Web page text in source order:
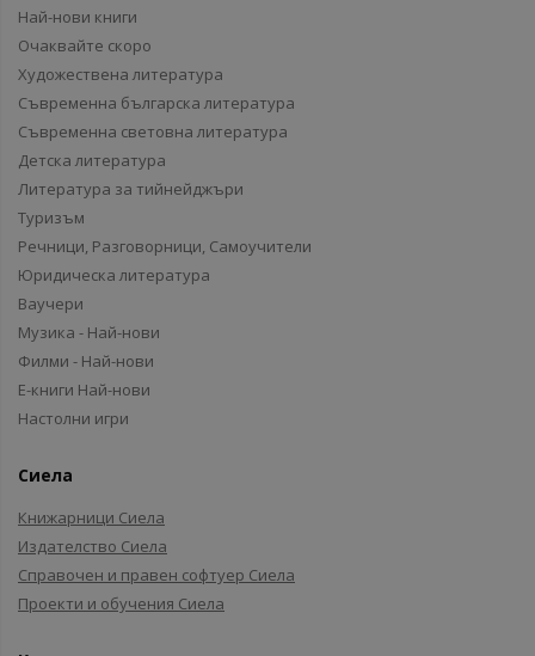
Най-нови книги
Очаквайте скоро
Художествена литература
Съвременна българска литература
Съвременна световна литература
Детска литература
Литература за тийнейджъри
Туризъм
Речници, Разговорници, Самоучители
Юридическа литература
Ваучери
Музика - Най-нови
Филми - Най-нови
Е-книги Най-нови
Настолни игри
Сиела
Книжарници Сиела
Издателство Сиела
Справочен и правен софтуер Сиела
Проекти и обучения Сиела